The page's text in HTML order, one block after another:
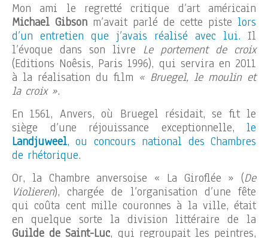
Mon ami le regretté critique d’art américain
Michael Gibson m’avait parlé de cette piste lors
d’un entretien que j’avais réalisé avec lui. Il
l’évoque dans son livre Le portement de croix
(Editions Noêsis, Paris 1996), qui servira en 2011
à la réalisation du film « Bruegel, le moulin et
la croix ».
En 1561, Anvers, où Bruegel résidait, se fit le
siège d’une réjouissance exceptionnelle, le
Landjuweel, ou concours national des Chambres
de rhétorique.
Or, la Chambre anversoise « La Giroflée » (De
Violieren), chargée de l’organisation d’une fête
qui coûta cent mille couronnes à la ville, était
en quelque sorte la division littéraire de la
Guilde de Saint-Luc, qui regroupait les peintres,